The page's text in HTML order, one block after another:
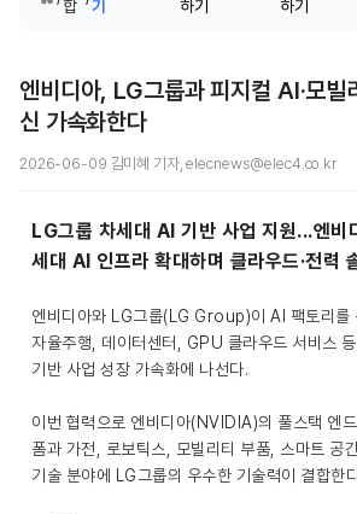
합
기
엔비디아, LG그룹과 피지컬 AI·모빌
신 가속화한다
2026-06-09 김미혜 기자, elecnews@elec4.co.kr
LG그룹 차세대 AI 기반 사업 지원...엔
세대 AI 인프라 확대하며 클라우드·전력
엔비디아와 LG그룹(LG Group)이 AI 팩토리를
자율주행, 데이터센터, GPU 클라우드 서비스
기반 사업 성장 가속화에 나선다.
이번 협력으로 엔비디아(NVIDIA)의 풀스택 엔
폼과 가전, 로보틱스, 모빌리티 부품, 스마트 공
기술 분야에 LG그룹의 우수한 기술력이 결합한